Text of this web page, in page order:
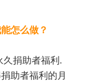
怎么做？
久捐助者福利.
助者福利的月